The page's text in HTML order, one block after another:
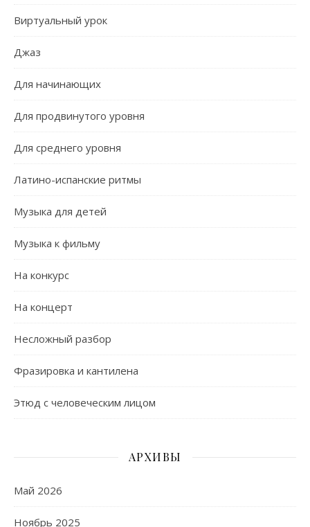
Виртуальный урок
Джаз
Для начинающих
Для продвинутого уровня
Для среднего уровня
Латино-испанские ритмы
Музыка для детей
Музыка к фильму
На конкурс
На концерт
Несложный разбор
Фразировка и кантилена
Этюд с человеческим лицом
АРХИВЫ
Май 2026
Ноябрь 2025